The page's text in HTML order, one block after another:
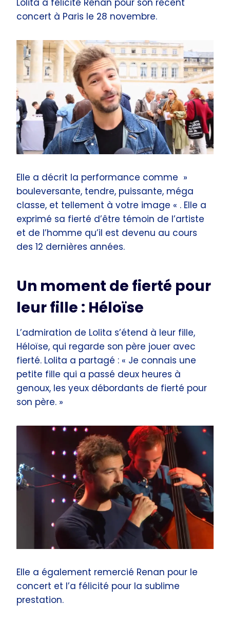
Lolita a félicité Renan pour son récent
concert à Paris le 28 novembre.
Elle a décrit la performance comme »
bouleversante, tendre, puissante, méga
classe, et tellement à votre image « . Elle a
exprimé sa fierté d’être témoin de l’artiste
et de l’homme qu’il est devenu au cours
des 12 dernières années.
Un moment de fierté pour
leur fille : Héloïse
L’admiration de Lolita s’étend à leur fille,
Héloïse, qui regarde son père jouer avec
fierté. Lolita a partagé : « Je connais une
petite fille qui a passé deux heures à
genoux, les yeux débordants de fierté pour
son père. »
Elle a également remercié Renan pour le
concert et l’a félicité pour la sublime
prestation.